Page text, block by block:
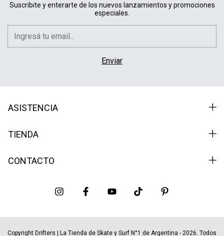
Suscribite y enterarte de los nuevos lanzamientos y promociones
especiales.
ASISTENCIA
TIENDA
CONTACTO
Copyright Drifters | La Tienda de Skate y Surf N°1 de Argentina - 2026. Todos